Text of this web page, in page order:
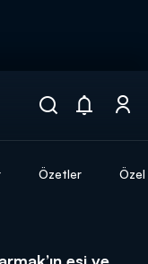
Özetler